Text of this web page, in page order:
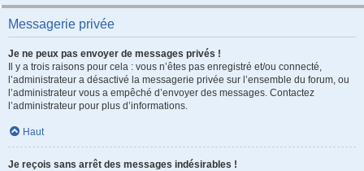
Messagerie privée
Je ne peux pas envoyer de messages privés !
Il y a trois raisons pour cela : vous n’êtes pas enregistré et/ou connecté,
l’administrateur a désactivé la messagerie privée sur l’ensemble du forum, ou
l’administrateur vous a empêché d’envoyer des messages. Contactez
l’administrateur pour plus d’informations.
Haut
Je reçois sans arrêt des messages indésirables !